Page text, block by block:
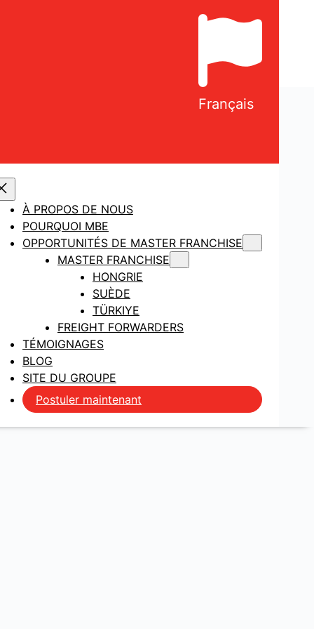
Français
À PROPOS DE NOUS
POURQUOI MBE
OPPORTUNITÉS DE MASTER FRANCHISE
MASTER FRANCHISE
HONGRIE
SUÈDE
TÜRKIYE
FREIGHT FORWARDERS
TÉMOIGNAGES
BLOG
SITE DU GROUPE
Postuler maintenant